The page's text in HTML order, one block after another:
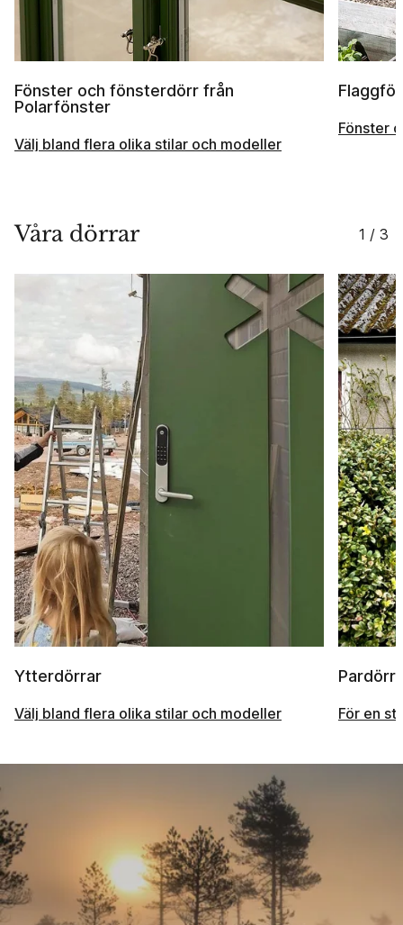
Fönster och fönsterdörr från
Polarfönster
Välj bland flera olika stilar och modeller
Fönster
Våra dörrar 1 / 3
Ytterdörrar
Välj bland flera olika stilar och modeller För en